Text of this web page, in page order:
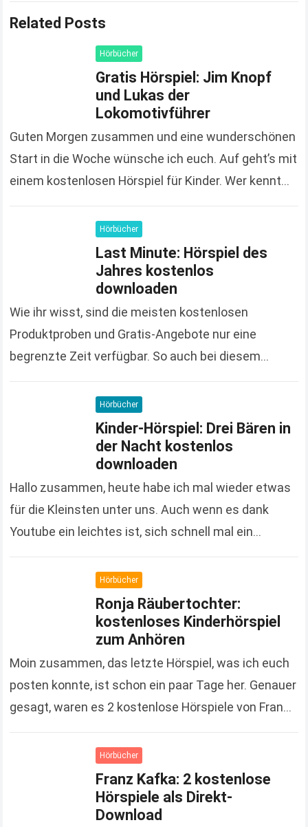
Related Posts
Hörbücher
Gratis Hörspiel: Jim Knopf
und Lukas der
Lokomotivführer
Guten Morgen zusammen und eine wunderschönen
Start in die Woche wünsche ich euch. Auf geht’s mit
einem kostenlosen Hörspiel für Kinder. Wer kennt
Hörbücher
Last Minute: Hörspiel des
Jahres kostenlos
downloaden
Wie ihr wisst, sind die meisten kostenlosen
Produktproben und Gratis-Angebote nur eine
begrenzte Zeit verfügbar. So auch bei diesem
kostenlos downloaden…
Hörbücher
Kinder-Hörspiel: Drei Bären in
der Nacht kostenlos
downloaden
Hallo zusammen, heute habe ich mal wieder etwas
für die Kleinsten unter uns. Auch wenn es dank
Youtube ein leichtes ist, sich schnell mal ein
Hörbücher
Ronja Räubertochter:
kostenloses Kinderhörspiel
zum Anhören
Moin zusammen, das letzte Hörspiel, was ich euch
posten konnte, ist schon ein paar Tage her. Genauer
gesagt, waren es 2 kostenlose Hörspiele von Franz
Hörbücher
Franz Kafka: 2 kostenlose
Hörspiele als Direkt-
Download